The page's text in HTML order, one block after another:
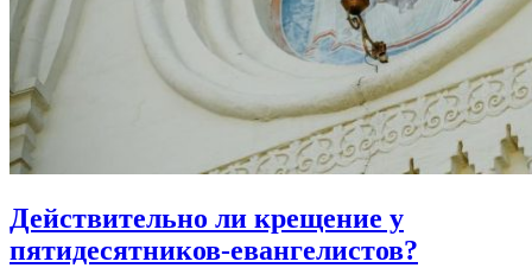
Действительно ли крещение у
пятидесятников-евангелистов?